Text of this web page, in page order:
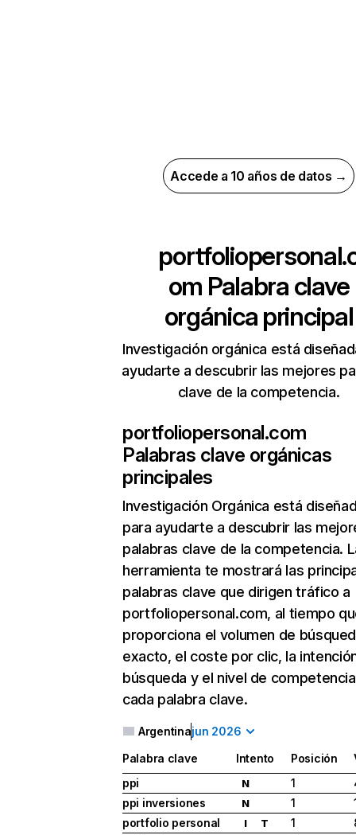
Accede a 10 años de datos →
om Palabra clave
orgánica principal
Investigación orgánica está
ayudarte a descubrir las mejores
clave de la competencia.
portfoliopersonal.com
Palabras clave orgánicas
principales
Investigación Orgánica está
para ayudarte a descubrir las
palabras clave de la competencia.
herramienta te mostrará las
palabras clave que dirigen tráfico a
portfoliopersonal.com, al tiempo
proporciona el volumen de
exacto, el coste por clic, la
búsqueda y el nivel de
cada palabra clave.
Argentinajun 2026
Palabra clave Intento Posición
ppi
N 1
ppi inversiones
N 1
portfolio personal
I T 1